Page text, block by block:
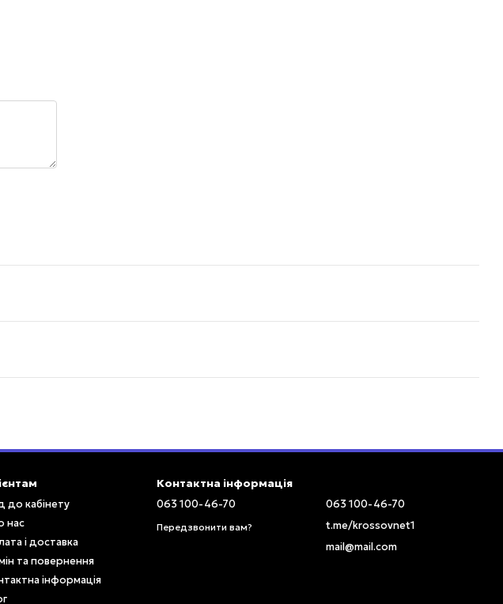
до кабінету
нас
і доставка
та повернення
інформація
Контактна інформація
063 100-46-70
Передзвонити вам?
063 100-46-70
t.me/krossovnet1
mail@mail.com